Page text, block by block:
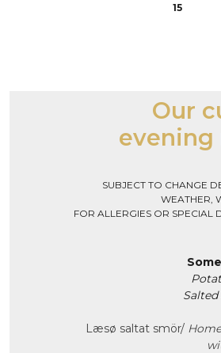
15
Our
evening
SUBJECT TO CHANGE
WEATHER,
FOR ALLERGIES OR SPECIAL
Læsø saltat smör/